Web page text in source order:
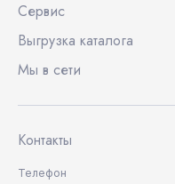
Сервис
Выгрузка каталога
Мы в сети
Контакты
Телефон